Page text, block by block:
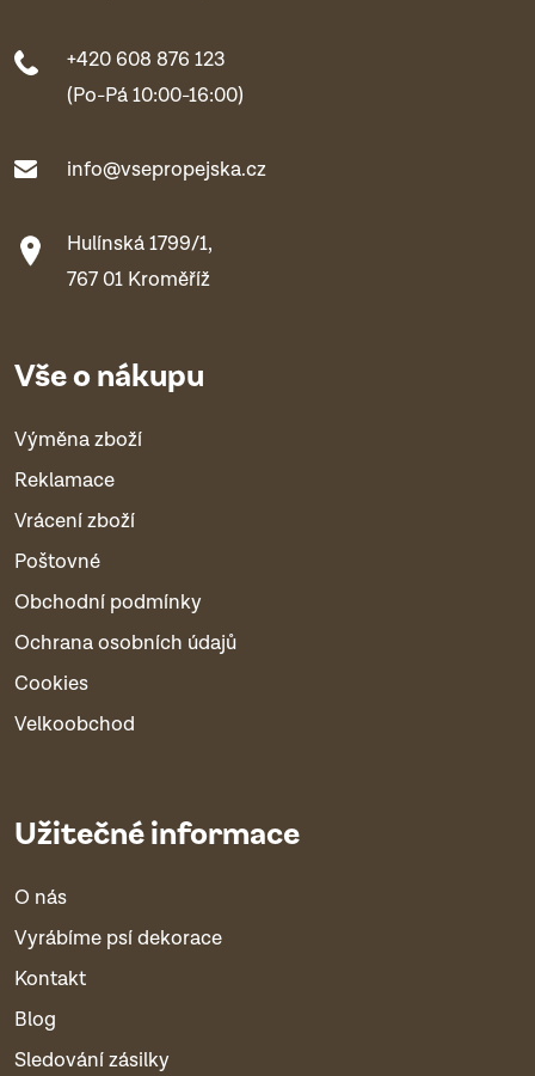
+420 608 876 123
(Po-Pá 10:00-16:00)
info@vsepropejska.cz
Hulínská 1799/1,
767 01 Kroměříž
Vše o nákupu
Výměna zboží
Reklamace
Vrácení zboží
Poštovné
Obchodní podmínky
Ochrana osobních údajů
Cookies
Velkoobchod
Užitečné informace
O nás
Vyrábíme psí dekorace
Kontakt
Blog
Sledování zásilky